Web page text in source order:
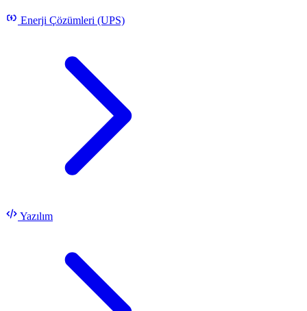
Enerji Çözümleri (UPS)
Yazılım